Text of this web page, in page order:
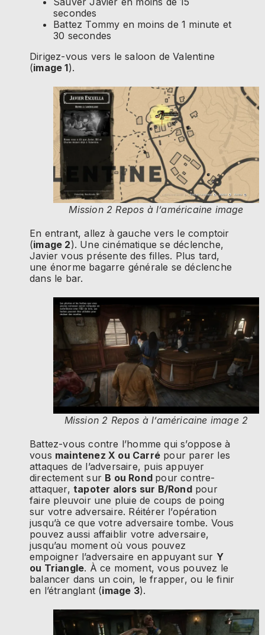
secondes
Battez Tommy en moins de 1 minute et
30 secondes
Dirigez-vous vers le saloon de Valentine
(image 1).
Mission 2 Repos à l’américaine image
En entrant, allez à gauche vers le comptoir
(image 2). Une cinématique se déclenche,
Javier vous présente des filles. Plus tard,
une énorme bagarre générale se déclenche
dans le bar.
Mission 2 Repos à l’américaine image 2
Battez-vous contre l’homme qui s’oppose à
vous maintenez X ou Carré pour parer les
attaques de l’adversaire, puis appuyer
directement sur B ou Rond pour contre-
attaquer, tapoter alors sur B/Rondpour
faire pleuvoir une pluie de coups de poing
sur votre adversaire. Réitérer l’opération
jusqu’à ce que votre adversaire tombe. Vous
pouvez aussi affaiblir votre adversaire,
jusqu’au moment où vous pouvez
empoigner l’adversaire en appuyant sur Y
ou Triangle. À ce moment, vous pouvez le
balancer dans un coin, le frapper, ou le finir
en l’étranglant (image 3).